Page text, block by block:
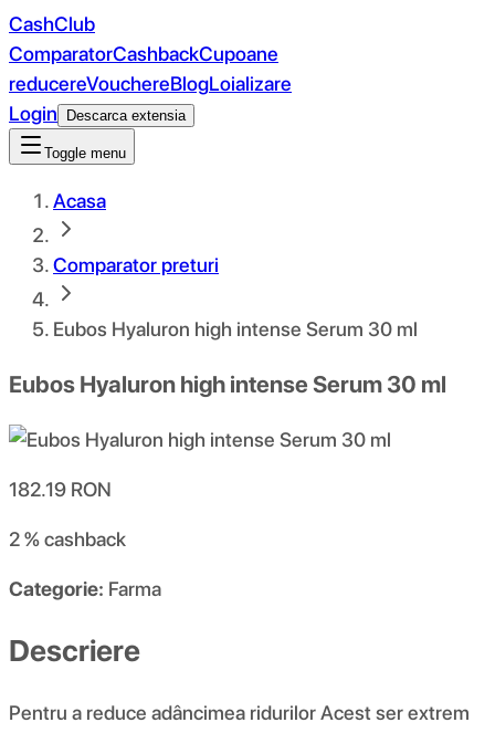
CashClub
ComparatorCashbackCupoane
reducereVouchereBlogLoializare
Login
Descarca extensia
Toggle menu
Acasa
Comparator preturi
Eubos Hyaluron high intense Serum 30 ml
Eubos Hyaluron high intense Serum 30 ml
182.19 RON
2 %cashback
Categorie: Farma
Descriere
Pentru a reduce adâncimea ridurilor Acest ser extrem